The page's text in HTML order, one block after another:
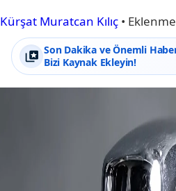
Kürşat Muratcan Kılıç •
Son Dakika ve Önemli
Bizi Kaynak Ekleyin!